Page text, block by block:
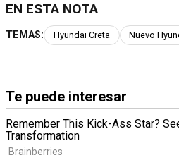
EN ESTA NOTA
TEMAS: Hyundai Creta Nuevo